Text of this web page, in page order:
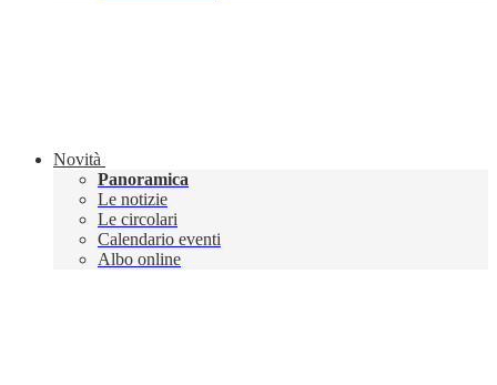
Novità
Panoramica
Le notizie
Le circolari
Calendario eventi
Albo online